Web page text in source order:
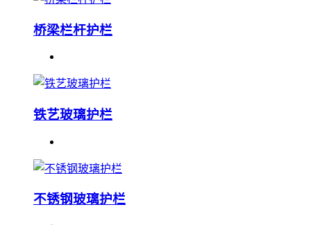
桥梁栏杆护栏
铁艺玻璃护栏
不锈钢玻璃护栏